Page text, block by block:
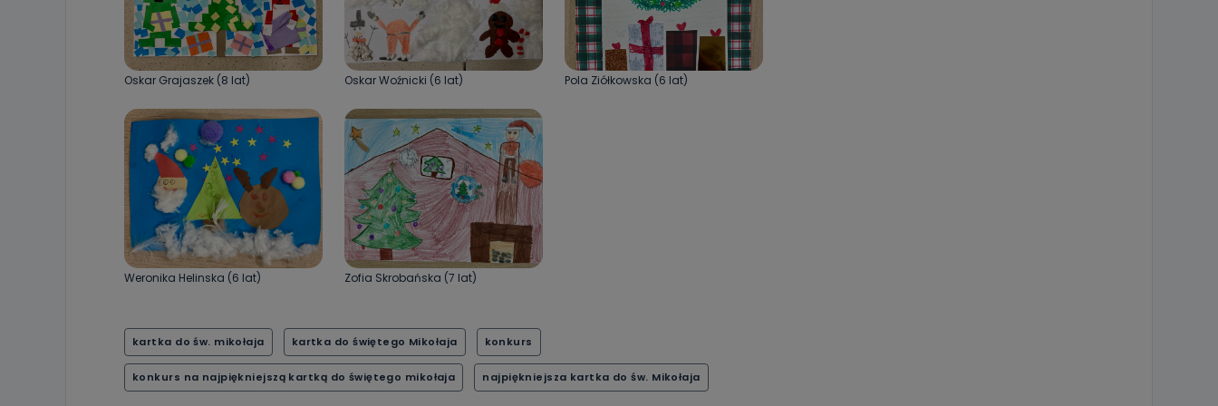
Oskar Grajaszek (8 lat) Oskar Woźnicki (6 lat) Pola Ziółkowska (6 lat)
Weronika Helinska (6 lat) Zofia Skrobańska (7 lat)
kartka do św. mikołaja kartka do świętego Mikołaja konkurs
konkurs na najpiękniejszą kartką do świętego mikołaja najpiękniejsza kartka do św. Mikołaja